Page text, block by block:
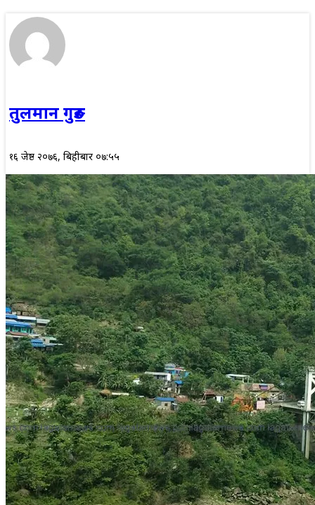
तुलमान गुरुङ
१६ जेष्ठ २०७६, बिहीबार ०७:५५